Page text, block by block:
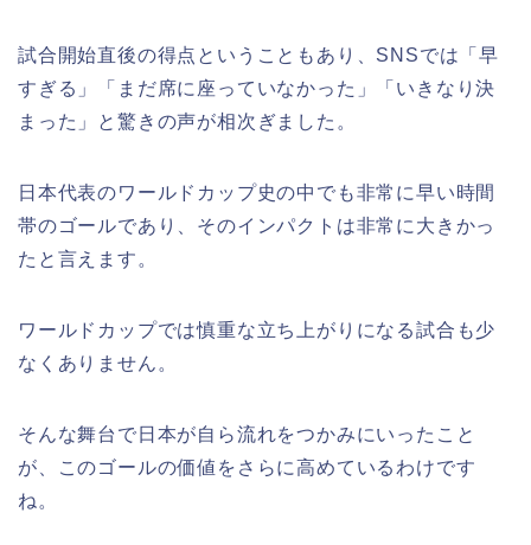
試合開始直後の得点ということもあり、SNSでは「早
すぎる」「まだ席に座っていなかった」「いきなり決
まった」と驚きの声が相次ぎました。
日本代表のワールドカップ史の中でも非常に早い時間
帯のゴールであり、そのインパクトは非常に大きかっ
たと言えます。
ワールドカップでは慎重な立ち上がりになる試合も少
なくありません。
そんな舞台で日本が自ら流れをつかみにいったこと
が、このゴールの価値をさらに高めているわけです
ね。